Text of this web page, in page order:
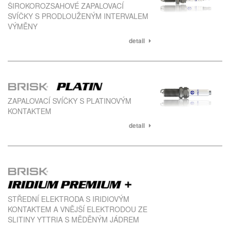
ŠIROKOROZSAHOVÉ ZAPALOVACÍ
SVÍČKY S PRODLOUŽENÝM INTERVALEM
VÝMĚNY
detail
ZAPALOVACÍ SVÍČKY S PLATINOVÝM
KONTAKTEM
detail
STŘEDNÍ ELEKTRODA S IRIDIOVÝM
KONTAKTEM A VNĚJŠÍ ELEKTRODOU ZE
SLITINY YTTRIA S MĚDĚNÝM JÁDREM